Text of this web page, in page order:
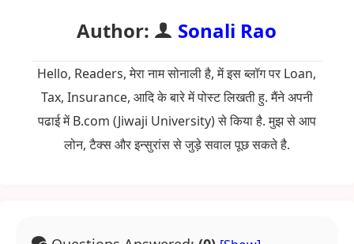
Author: Sonali Rao
Hello, Readers, मेरा नाम सोनाली है, में इस ब्लॉग पर Loan,
Tax, Insurance, आदि के बारे में पोस्ट लिखती हु. मैंने अपनी
पढाई में B.com (Jiwaji University) से किया है. मुझ से आप
लोन, टैक्स और इन्सुरांस से जुड़े सवाल पूछ सकते है.